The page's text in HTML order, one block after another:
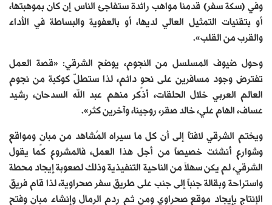
وفي (سكة سفر) قدمنا مواهب رائدة ستفاجئ الناس إن كان بموهبتها،
أو بتقنيات التمثيل العالي لديها، أو بالعفوية والبساطة في الأداء
والقرب من القلب».
وحول ضيوف المسلسل من النجوم، يوضح الشرقي: «قصة العمل
تفترض وجود مسافرين على نحوٍ دائم، لذا ستطلّ كوكبة من نجوم
العالم العربي خلال الحلقات، أذكر منهم عبد الله السدحان، رشيد
عساف، الهام علي، خالد صقر، روجينا، وآخرين كثر».
ويختم الشرقي لافتاً إلى أن كل ما سيراه المُشاهد من مبانٍ ومواقع
وشوارع أُنشئت خصيصاً من أجل هذا العمل، فالمشروع كما يقول
الشرقي، لم يكن سهلاً من الناحية التنفيذية وذلك لصعوبة إيجاد محطة
واستراحة وبقالة جنباً إلى جنب على طريق سفر صحراوية، لذا قام فريق
الإنتاج بإيجاد موقع صحراوي ومن ثم ردم الرمال وإنشاء مبانٍ وفتح